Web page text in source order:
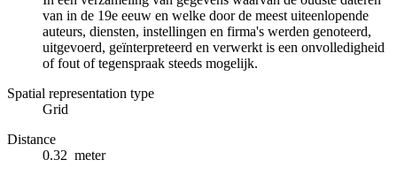
van in de 19e eeuw en welke door de meest uiteenlopende
auteurs, diensten, instellingen en firma's werden genoteerd,
uitgevoerd, geïnterpreteerd en verwerkt is een onvolledigheid
of fout of tegenspraak steeds mogelijk.
Spatial representation type
Grid
Distance
0.32 meter